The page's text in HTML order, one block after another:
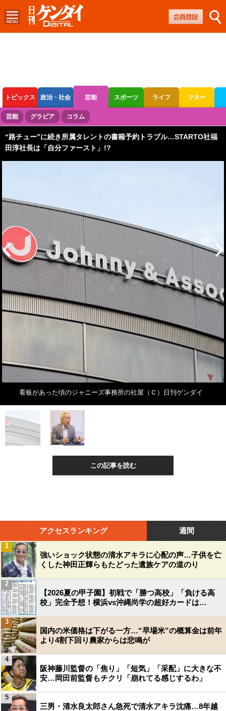
トピックス 政治・社会 芸能 スポーツ ライフ マネー
ボートレース 競輪 オートレース
芸能 グラビア コラム
“路チュー”に続き所属タレントの書籍予約トラブル…STARTO社福
田淳社長は「自分ファースト」!?
看板があった頃のジャニーズ事務所の社屋（Ｃ）日刊ゲンダイ
この記事を読む
アクセスランキング 週間
強いショック状態の清水アキラに心配の声…子供を亡
くした神田正輝らもたどった遺族ケアの道のり
1
【2026夏の甲子園】初戦で「勝つ高校」「負ける高
校」完全予想！横浜vs沖縄尚学の超好カードは…
2
国内の米価格は下がる一方…“早場米”の概算金は前年
より4割下回り農家からは悲鳴が
3
阪神藤川監督の「焦り」「短気」「采配」に大きな不
安…岡田前監督もチクリ「崩れてる感じするわ」
4
三男・清水良太郎さん急死で清水アキラ沈痛…8年越
5